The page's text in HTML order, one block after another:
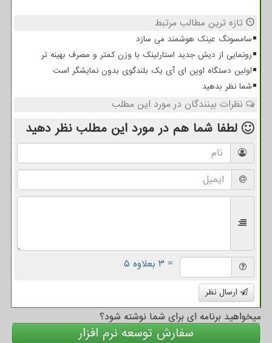
تازه ترین مطالب مرتبط
سامسونگ عینک هوشمند می سازد
رونمایی از دیش جدید استارلینک با وزن کمتر و مصرف بهینه تر
اولین دستگاه اوپن ای آی یک بلندگوی بدون نمایشگر است
شما نظر بدهید
نظرات بینندگان در مورد این مطلب
لطفا شما هم در مورد این مطلب نظر دهید
= ۳ بعلاوه ۵
ارسال نظر
میخواهید برنامه ای برای شما نوشته شود؟
سفارش توسعه نرم افزار